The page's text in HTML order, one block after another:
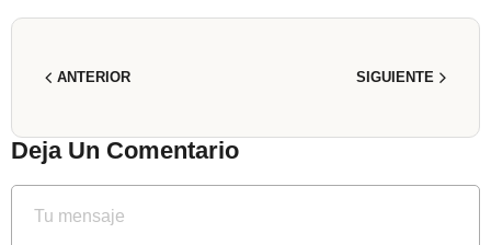
ANTERIOR SIGUIENTE
Deja Un Comentario